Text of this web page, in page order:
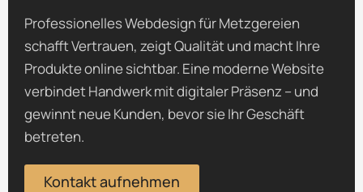
Professionelles Webdesign für Metzgereien
schafft Vertrauen, zeigt Qualität und macht Ihre
Produkte online sichtbar. Eine moderne Website
verbindet Handwerk mit digitaler Präsenz – und
gewinnt neue Kunden, bevor sie Ihr Geschäft
betreten.
Kontakt aufnehmen